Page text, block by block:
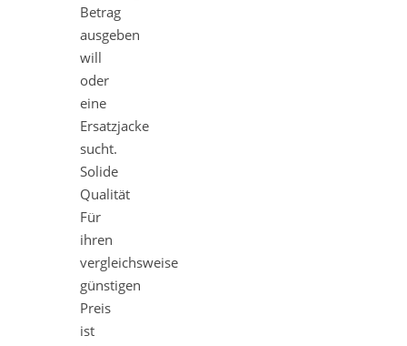
Betrag
ausgeben
will
oder
eine
Ersatzjacke
sucht.
Solide
Qualität
Für
ihren
vergleichsweise
günstigen
Preis
ist